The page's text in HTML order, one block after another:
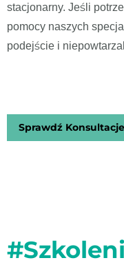
stacjonarny. Jeśli
pomocy naszych
podejście i
Sprawdź Konsultacje